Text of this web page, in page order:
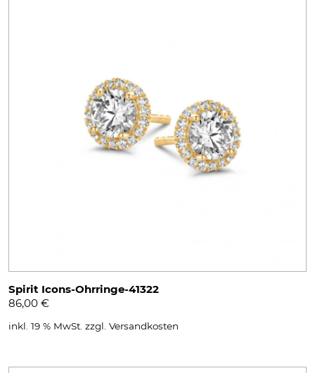
Spirit Icons-Ohrringe-41322
86,00 €
inkl. 19 % MwSt. zzgl. Versandkosten